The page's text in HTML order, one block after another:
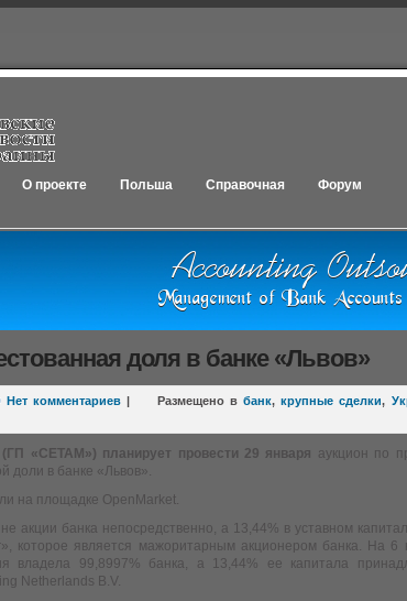
О проекте Польша Справочная Форум
доля в банке «Львов»
Нет комментариев | Размещено вбанк,крупные сделки,
(ГП «СЕТАМ») планирует провести 29 января аукцион по
доли в банке «Львов».
на площадке OpenMarket.
акции банка непосредственно, а 13,44% в уставном
которое является мажоритарным акционером банка. На 6
владела 99,8997% банка, а 13,44% ее капитала
Netherlands B.V.